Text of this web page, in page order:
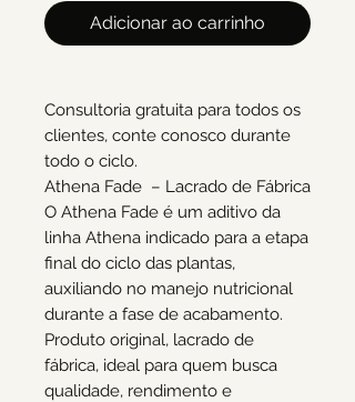
Adicionar ao carrinho
Consultoria gratuita para todos os
clientes, conte conosco durante
todo o ciclo.
Athena Fade – Lacrado de Fábrica
O Athena Fade é um aditivo da
linha Athena indicado para a etapa
final do ciclo das plantas,
auxiliando no manejo nutricional
durante a fase de acabamento.
Produto original, lacrado de
fábrica, ideal para quem busca
qualidade, rendimento e